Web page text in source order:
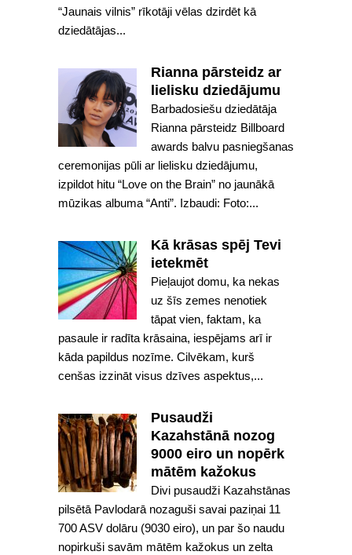
“Jaunais vilnis” rīkotāji vēlas dzirdēt kā
dziedātājas...
Rianna pārsteidz ar
lielisku dziedājumu
Barbadosiešu dziedātāja
Rianna pārsteidz Billboard
awards balvu pasniegšanas
ceremonijas pūli ar lielisku dziedājumu,
izpildot hitu “Love on the Brain” no jaunākā
mūzikas albuma “Anti”. Izbaudi: Foto:...
Kā krāsas spēj Tevi
ietekmēt
Pieļaujot domu, ka nekas
uz šīs zemes nenotiek
tāpat vien, faktam, ka
pasaule ir radīta krāsaina, iespējams arī ir
kāda papildus nozīme. Cilvēkam, kurš
cenšas izzināt visus dzīves aspektus,...
Pusaudži
Kazahstānā nozog
9000 eiro un nopērk
mātēm kažokus
Divi pusaudži Kazahstānas
pilsētā Pavlodarā nozaguši savai paziņai 11
700 ASV dolāru (9030 eiro), un par šo naudu
nopirkuši savām mātēm kažokus un zelta